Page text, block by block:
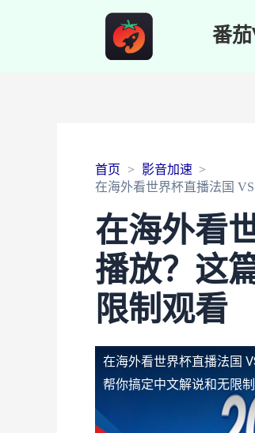
番茄
首页
影音加速
在海外看世界杯直播法国
在海外看
播放？这
限制观看
在海外看世界杯直播法国
帮你搞定中文解说和无限